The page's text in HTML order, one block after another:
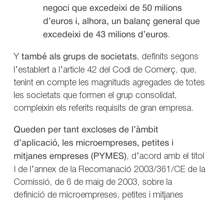
negoci que excedeixi de 50 milions
d’euros i, alhora, un balanç general que
excedeixi de 43 milions d’euros.
Y també als grups de societats, definits segons
l’establert a l’article 42 del Codi de Comerç, que,
tenint en compte les magnituds agregades de totes
les societats que formen el grup consolidat,
compleixin els referits requisits de gran empresa.
Queden per tant excloses de l’àmbit
d’aplicació, les microempreses, petites i
mitjanes empreses (PYMES), d’acord amb el títol
I de l’annex de la Recomanació 2003/361/CE de la
Comissió, de 6 de maig de 2003, sobre la
definició de microempreses, petites i mitjanes